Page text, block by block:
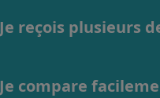
Je reçois plusieurs
Je compare